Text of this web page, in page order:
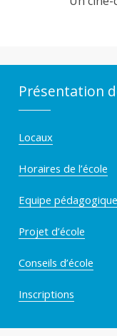
Présentation
Locaux
Horaires de l’école
Equipe pédagogique
Projet d’école
Conseils d’école
Inscriptions